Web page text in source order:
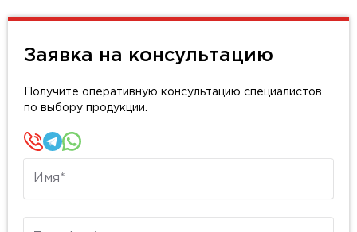
Заявка на консультацию
Получите оперативную консультацию специалистов
по выбору продукции.